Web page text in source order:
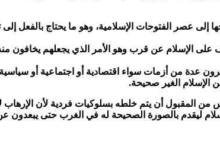
إلى عصر الفتوحات الإسلامية، وهو ما يحتاج
على الإسلام عن قرب وهو الأمر الذي يجعلهم يخافون
من المقبول أن يتم خلطه بسلوكيات فردية لأن
ليقدم بالصورة الصحيحة له في الغرب حتى يبعدون